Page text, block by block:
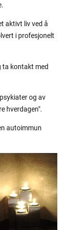
aktivt liv ved å
i profesjonelt
ta kontakt med
og av
hverdagen".
autoimmun